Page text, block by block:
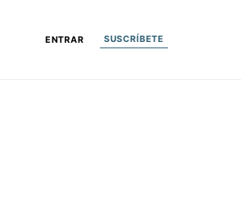
ENTRAR SUSCRÍBETE